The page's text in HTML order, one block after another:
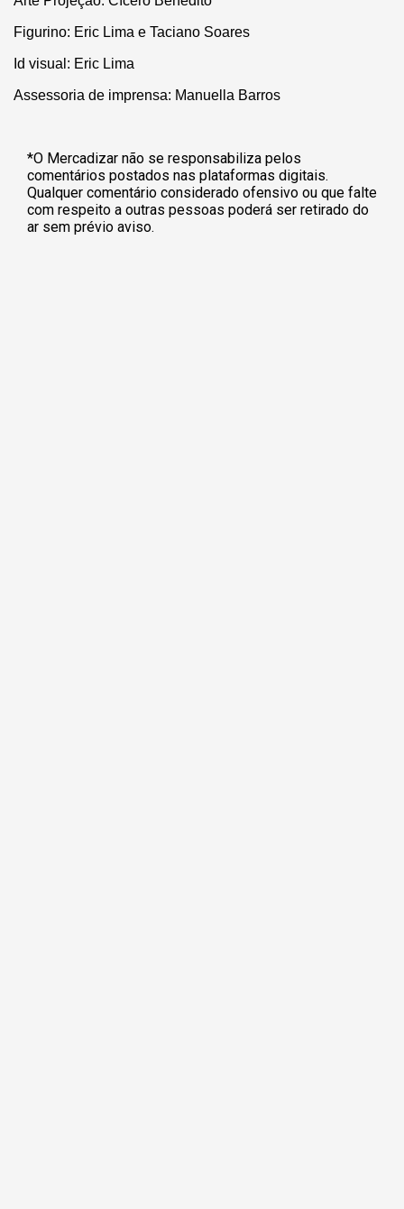
Figurino: Eric Lima e Taciano Soares
Id visual: Eric Lima
Assessoria de imprensa: Manuella Barros
*O Mercadizar não se responsabiliza pelos
comentários postados nas plataformas digitais.
Qualquer comentário considerado ofensivo ou que falte
com respeito a outras pessoas poderá ser retirado do
ar sem prévio aviso.